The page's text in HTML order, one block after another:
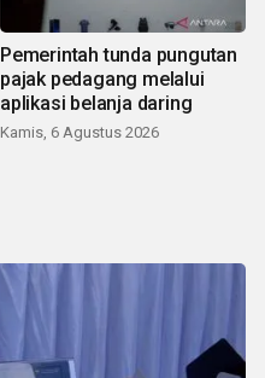
Pemerintah tunda pungutan
pajak pedagang melalui
aplikasi belanja daring
Kamis, 6 Agustus 2026